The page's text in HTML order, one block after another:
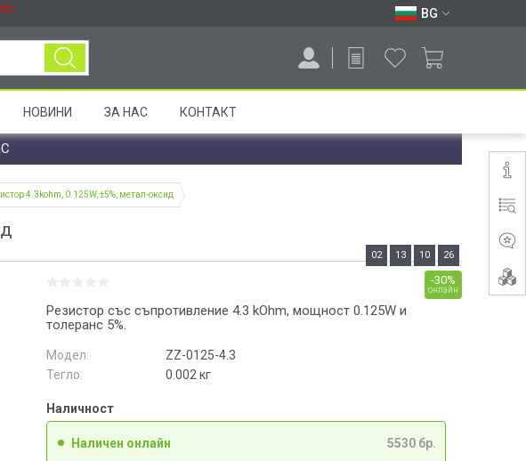
BG
НОВИНИ ЗА НАС КОНТАКТ
4.3kohm, 0.125W, ±5%, метал-оксид
Резистор със съпротивление 4.3 kOhm, мощност 0.125W и
толеранс 5%.
Модел:
ZZ-0125-4.3
Тегло:
0.002 кг
Наличност
Наличен онлайн 5530 бр.
-30%
онлайн
02 13 10 26